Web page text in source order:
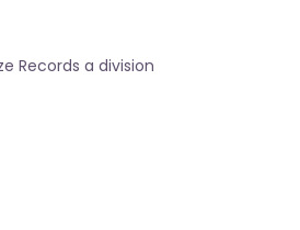
Records a division